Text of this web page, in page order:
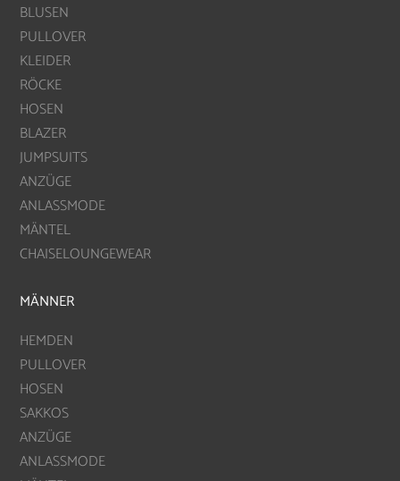
BLUSEN
PULLOVER
KLEIDER
RÖCKE
HOSEN
BLAZER
JUMPSUITS
ANZÜGE
ANLASSMODE
MÄNTEL
CHAISELOUNGEWEAR
MÄNNER
HEMDEN
PULLOVER
HOSEN
SAKKOS
ANZÜGE
ANLASSMODE